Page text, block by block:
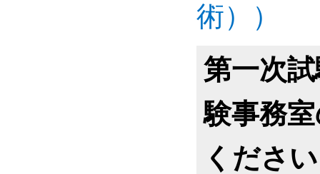
術））
第一次
験事務
ください